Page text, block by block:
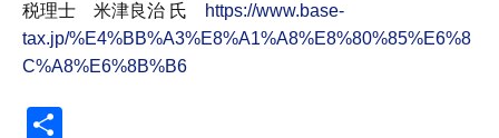
税理士 米津良治 氏
https://www.base-
tax.jp/%E4%BB%A3%E8%A1%A8%E8%80%85%E6%8
C%A8%E6%8B%B6